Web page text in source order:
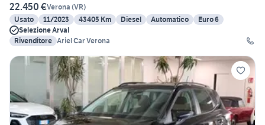
22.450 €Verona (VR)
Usato
11/2023 43405 Km Diesel Automatico
Euro 6
Selezione Arval
Rivenditore Ariel Car Verona